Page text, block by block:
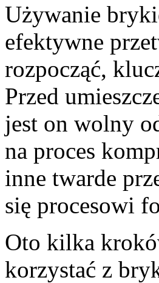
Używanie
efektywne
rozpocząć,
Przed
jest on wolny
na proces
inne twarde
się procesowi
Oto kilka
korzystać z